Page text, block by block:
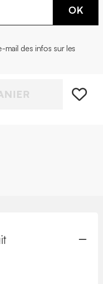
OK
mail des infos sur les